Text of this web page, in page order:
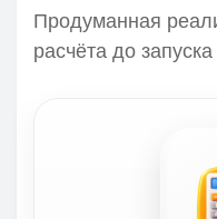
Продуманная
расчёта до запуска